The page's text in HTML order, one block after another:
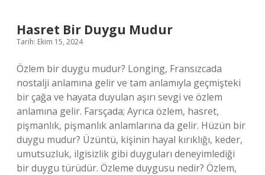
Hasret Bir Duygu Mudur
Tarih: Ekim 15, 2024
Özlem bir duygu mudur? Longing, Fransızcada
nostalji anlamına gelir ve tam anlamıyla geçmişteki
bir çağa ve hayata duyulan aşırı sevgi ve özlem
anlamına gelir. Farsçada; Ayrıca özlem, hasret,
pişmanlık, pişmanlık anlamlarına da gelir. Hüzün bir
duygu mudur? Üzüntü, kişinin hayal kırıklığı, keder,
umutsuzluk, ilgisizlik gibi duyguları deneyimlediği
bir duygu türüdür. Özleme duygusu nedir? Özlem,